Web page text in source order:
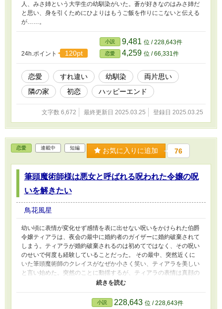
人、みさ姉という大学生の幼馴染がいた。蒼が好きなのはみさ姉だ
と思い、身を引くためにひよりはもうご飯を作りにこないと伝える
が……。
24h.ポイント 120pt
小説 9,481 位 / 228,643件
恋愛 4,259 位 / 66,331件
恋愛 すれ違い 幼馴染
両片思い
隣の家
初恋 ハッピーエンド
文字数 6,672 最終更新日 2025.03.25 登録日 2025.03.25
恋愛 連載中 短編 お気に入りに追加 76
筆頭魔術師様は悪女と呼ばれる呪われた令嬢の呪
いを解きたい
鳥花風星
幼い頃に表情が変化せず感情を表に出せない呪いをかけられた伯爵
令嬢ティアラは、夜会の最中に婚約者のガイザーに婚約破棄されて
しまう。ティアラが婚約破棄されるのは初めてではなく、その呪い
のせいで何度も経験していることだった。 その最中、突然近くに
いた筆頭魔術師のクレイスがなぜか小さく笑い、ティアラを美しい
と言い始めた。突然のことに動揺するが、ティアラの表情は真顔の
まま変化しない。それなのになぜかクレイスは婚約してほしいと申
し込んでくる。 クレイスと婚約することになってしまったティア
ラは、クレイスから与えられる日々の刺激によって感情を動かされ
小説 228,643 位 / 228,643件